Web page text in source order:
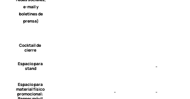
e-mail y
boletines de
prensa)
Cocktail de
cierre
Espacio para
stand
-
Espacio para
material físico
promocional:
- -